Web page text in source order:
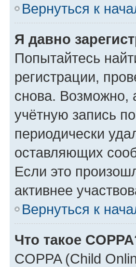
Вернуться к
Я давно
Попытайтесь
регистрации,
снова. Возможно,
учётную запись
периодически
оставляющих
Если это
активнее
Вернуться к
Что такое
COPPA (Child